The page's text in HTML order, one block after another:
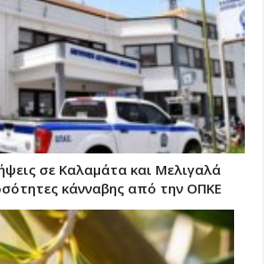
σε Καλαμάτα και Μελιγαλά
κάνναβης από την ΟΠΚΕ